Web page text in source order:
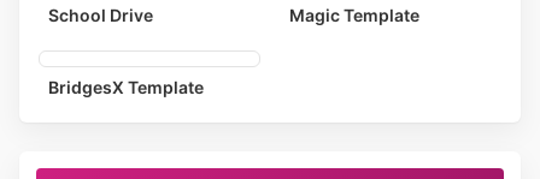
School Drive Magic Template
BridgesX Template